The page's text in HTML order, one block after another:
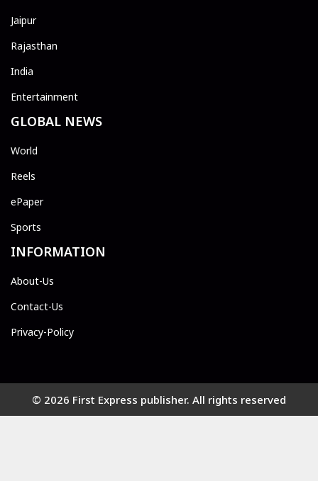
Jaipur
Rajasthan
India
Entertainment
GLOBAL NEWS
World
Reels
ePaper
Sports
INFORMATION
About-Us
Contact-Us
Privacy-Policy
© 2026 First Express publisher. All rights reserved